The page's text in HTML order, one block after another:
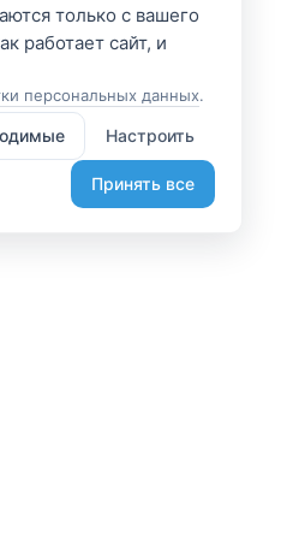
только с вашего
работает сайт, и
персональных данных.
Настроить
Принять все